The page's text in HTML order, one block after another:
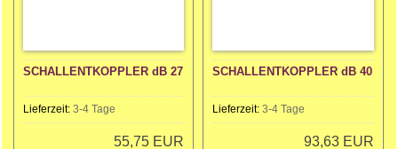
SCHALLENTKOPPLER dB 27
Lieferzeit: 3-4 Tage
55,75 EUR
SCHALLENTKOPPLER dB 40
Lieferzeit:3-4 Tage
93,63 EUR